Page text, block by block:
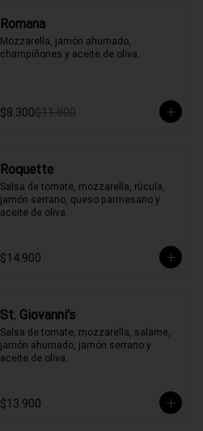
Romana
Mozzarella, jamón ahumado,
champiñones y aceite de oliva.
$8.300$11.800
Roquette
Salsa de tomate, mozzarella, rúcula,
jamón serrano, queso parmesano y
aceite de oliva.
$14.900
St. Giovanni's
Salsa de tomate, mozzarella, salame,
jamón ahumado, jamón serrano y
aceite de oliva.
$13.900